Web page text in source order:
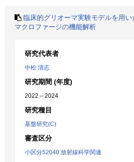
臨床的グリオーマ実験モデルを用
マクロファージの機能解析
研究代表者
中松 清志
研究期間 (年度)
2022 – 2024
研究種目
基盤研究(C)
審査区分
小区分52040:放射線科学関連